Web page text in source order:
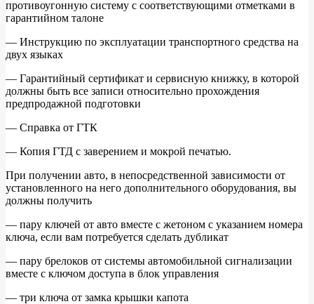
противоугонную систему с соответствующими отметками в
гарантийном талоне
— Инструкцию по эксплуатации транспортного средства на
двух языках
— Гарантийный сертификат и сервисную книжку, в которой
должны быть все записи относительно прохождения
предпродажной подготовки
— Справка от ГТК
— Копия ГТД с заверением и мокрой печатью.
При получении авто, в непосредственной зависимости от
установленного на него дополнительного оборудования, вы
должны получить
— пару ключей от авто вместе с жетоном с указанием номера
ключа, если вам потребуется сделать дубликат
— пару брелоков от системы автомобильной сигнализации
вместе с ключом доступа в блок управления
— три ключа от замка крышки капота